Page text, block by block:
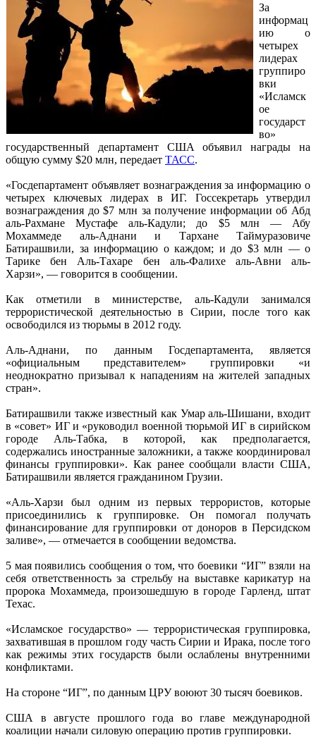
За
информац
ию о
четырех
лидерах
группиро
вки
«Исламск
ое
государст
во»
государственный департамент США объявил награды на
общую сумму $20 млн, передает ТАСС.
«Госдепартамент объявляет вознаграждения за информацию о
четырех ключевых лидерах в ИГ. Госсекретарь утвердил
вознаграждения до $7 млн за получение информации об Абд
аль-Рахмане Мустафе аль-Кадули; до $5 млн — Абу
Мохаммеде аль-Аднани и Тархане Таймуразовиче
Батирашвили, за информацию о каждом; и до $3 млн — о
Тарике бен Аль-Тахаре бен аль-Фалихе аль-Авни аль-
Харзи», — говорится в сообщении.
Как отметили в министерстве, аль-Кадули занимался
террористической деятельностью в Сирии, после того как
освободился из тюрьмы в 2012 году.
Аль-Аднани, по данным Госдепартамента, является
«официальным представителем» группировки «и
неоднократно призывал к нападениям на жителей западных
стран».
Батирашвили также известный как Умар аль-Шишани, входит
в «совет» ИГ и «руководил военной тюрьмой ИГ в сирийском
городе Аль-Табка, в которой, как предполагается,
содержались иностранные заложники, а также координировал
финансы группировки». Как ранее сообщали власти США,
Батирашвили является гражданином Грузии.
«Аль-Харзи был одним из первых террористов, которые
присоединились к группировке. Он помогал получать
финансирование для группировки от доноров в Персидском
заливе», — отмечается в сообщении ведомства.
5 мая появились сообщения о том, что боевики “ИГ” взяли на
себя ответственность за стрельбу на выставке карикатур на
пророка Мохаммеда, произошедшую в городе Гарленд, штат
Техас.
«Исламское государство» — террористическая группировка,
захватившая в прошлом году часть Сирии и Ирака, после того
как режимы этих государств были ослаблены внутренними
конфликтами.
На стороне “ИГ”, по данным ЦРУ воюют 30 тысяч боевиков.
США в августе прошлого года во главе международной
коалиции начали силовую операцию против группировки.